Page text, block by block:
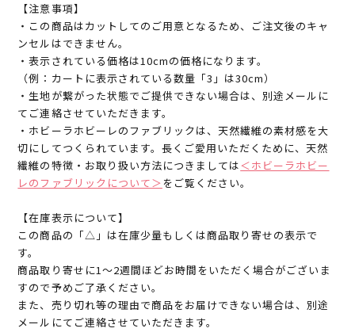
【注意事項】
・この商品はカットしてのご用意となるため、ご注文後のキャ
ンセルはできません。
・表示されている価格は10cmの価格になります。
（例：カートに表示されている数量「3」は30cm）
・生地が繋がった状態でご提供できない場合は、別途メールに
てご連絡させていただきます。
・ホビーラホビーレのファブリックは、天然繊維の素材感を大
切にしてつくられています。長くご愛用いただくために、天然
繊維の特徴・お取り扱い方法につきましては＜ホビーラホビー
レのファブリックについて＞ をご覧ください。
【在庫表示について】
この商品の「△」は在庫少量もしくは商品取り寄せの表示で
す。
商品取り寄せに1～2週間ほどお時間をいただく場合がございま
すので予めご了承ください。
また、売り切れ等の理由で商品をお届けできない場合は、別途
メールにてご連絡させていただきます。